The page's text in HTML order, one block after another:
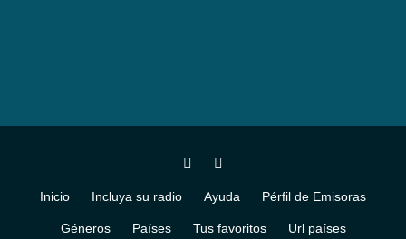
Inicio Incluya su radio Ayuda Pérfil de Emisoras
Géneros Países Tus favoritos Url países